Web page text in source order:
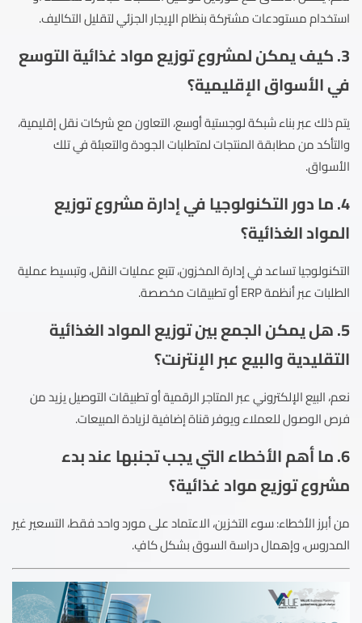
استخدام مستودعات مشتركة بنظام الإيجار الجزئي لتقليل التكاليف.
3. كيف يمكن لمشروع توزيع مواد غذائية التوسع
في الأسواق الإقليمية؟
يتم ذلك عبر بناء شبكة لوجستية أوسع، التعاون مع شركات نقل إقليمية،
والتأكد من مطابقة المنتجات لمتطلبات الجودة والتعبئة في تلك
الأسواق.
4. ما دور التكنولوجيا في إدارة مشروع توزيع
المواد الغذائية؟
التكنولوجيا تساعد في إدارة المخزون، تتبع عمليات النقل، وتبسيط عملية
الطلبات عبر أنظمة ERP أو تطبيقات مخصصة.
5. هل يمكن الجمع بين توزيع المواد الغذائية
التقليدية والبيع عبر الإنترنت؟
نعم، البيع الإلكتروني عبر المتاجر الرقمية أو تطبيقات التوصيل يزيد من
فرص الوصول للعملاء ويوفر قناة إضافية لزيادة المبيعات.
6. ما أهم الأخطاء التي يجب تجنبها عند بدء
مشروع توزيع مواد غذائية؟
من أبرز الأخطاء: سوء التخزين، الاعتماد على مورد واحد فقط، التسعير غير
المدروس، وإهمال دراسة السوق بشكل كافٍ.